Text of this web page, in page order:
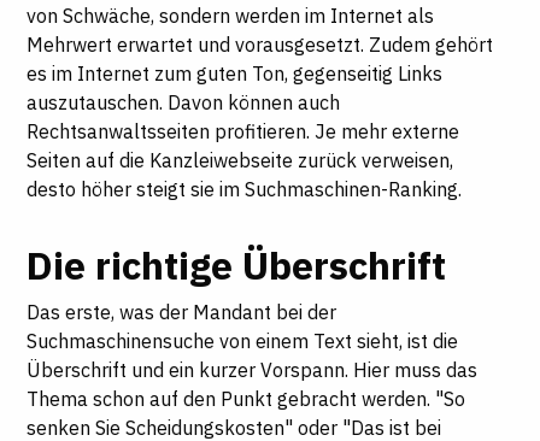
von Schwäche, sondern werden im Internet als
Mehrwert erwartet und vorausgesetzt. Zudem gehört
es im Internet zum guten Ton, gegenseitig Links
auszutauschen. Davon können auch
Rechtsanwaltsseiten profitieren. Je mehr externe
Seiten auf die Kanzleiwebseite zurück verweisen,
desto höher steigt sie im Suchmaschinen-Ranking.
Die richtige Überschrift
Das erste, was der Mandant bei der
Suchmaschinensuche von einem Text sieht, ist die
Überschrift und ein kurzer Vorspann. Hier muss das
Thema schon auf den Punkt gebracht werden. "So
senken Sie Scheidungskosten" oder "Das ist bei